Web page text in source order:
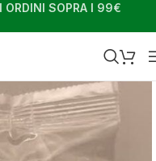
ORDINI SOPRA I 99€